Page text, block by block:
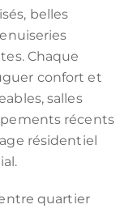
belles
Chaque
confort et
salles
récents
résidentiel
quartier